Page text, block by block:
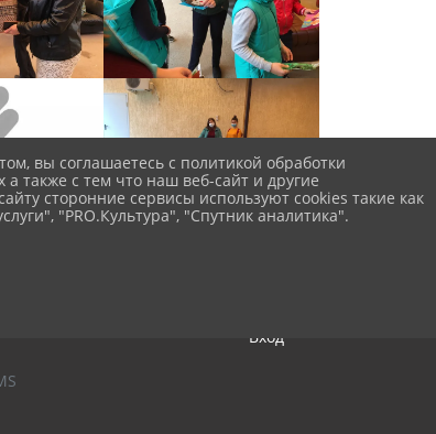
Вход
вы соглашаетесь с политикой обработки
также с тем что наш веб-сайт и другие
сторонние сервисы используют cookies такие как
"PRO.Культура", "Спутник аналитика".